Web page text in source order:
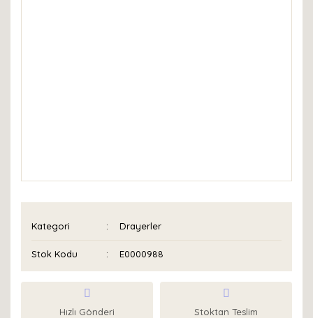
Kategori Drayerler
Stok Kodu E0000988
Hızlı Gönderi Stoktan Teslim